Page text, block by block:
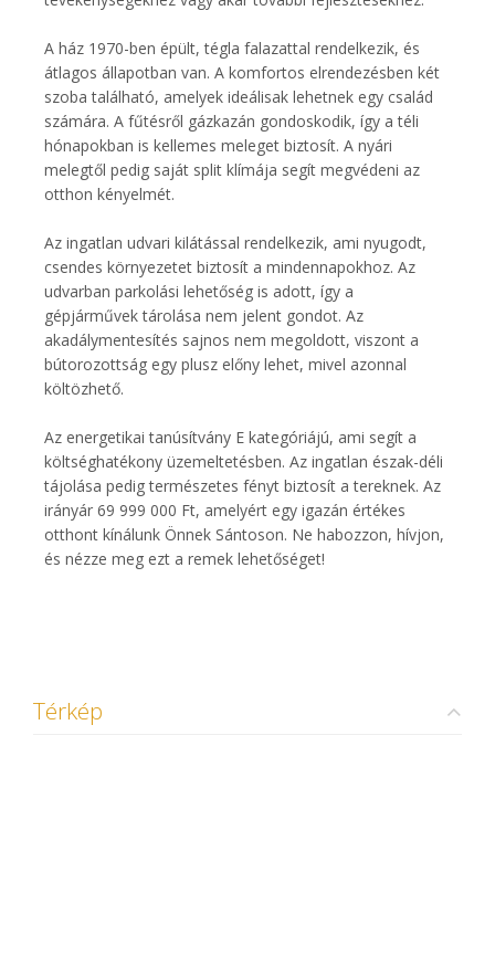
A ház 1970-ben épült, tégla falazattal rendelkezik, és
átlagos állapotban van. A komfortos elrendezésben két
szoba található, amelyek ideálisak lehetnek egy család
számára. A fűtésről gázkazán gondoskodik, így a téli
hónapokban is kellemes meleget biztosít. A nyári
melegtől pedig saját split klímája segít megvédeni az
otthon kényelmét.
Az ingatlan udvari kilátással rendelkezik, ami nyugodt,
csendes környezetet biztosít a mindennapokhoz. Az
udvarban parkolási lehetőség is adott, így a
gépjárművek tárolása nem jelent gondot. Az
akadálymentesítés sajnos nem megoldott, viszont a
bútorozottság egy plusz előny lehet, mivel azonnal
költözhető.
Az energetikai tanúsítvány E kategóriájú, ami segít a
költséghatékony üzemeltetésben. Az ingatlan észak-déli
tájolása pedig természetes fényt biztosít a tereknek. Az
irányár 69 999 000 Ft, amelyért egy igazán értékes
otthont kínálunk Önnek Sántoson. Ne habozzon, hívjon,
és nézze meg ezt a remek lehetőséget!
Térkép